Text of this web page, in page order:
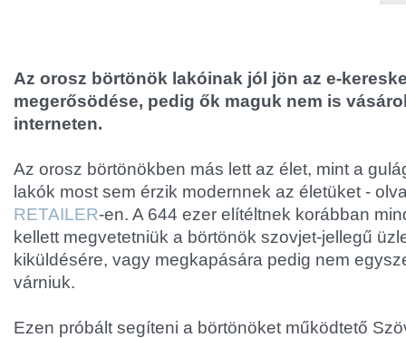
Az orosz börtönök lakóinak jól jön az e-
megerősödése, pedig ők maguk nem is
interneten.
Az orosz börtönökben más lett az élet, mint a
lakók most sem érzik modernnek az életüket -
RETAILER-en. A 644 ezer elítéltnek korábban
kellett megvetetniük a börtönök szovjet-jellegű
kiküldésére, vagy megkapására pedig nem
várniuk.
Ezen próbált segíteni a börtönöket működtető